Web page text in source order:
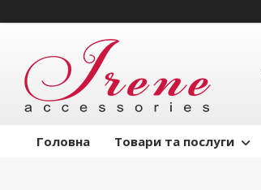
Головна Товари та послуги